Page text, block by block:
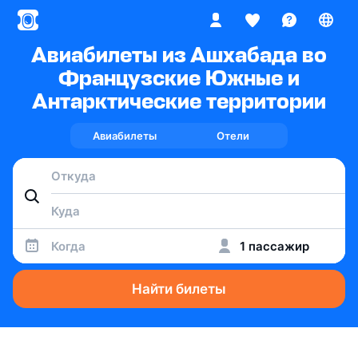
Авиабилеты из Ашхабада во
Французские Южные и
Антарктические территории
Авиабилеты Отели
Когда 1 пассажир
Найти билеты